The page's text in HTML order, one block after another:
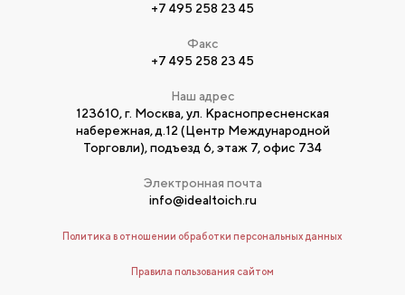
+7 495 258 23 45
Факс
+7 495 258 23 45
Наш адрес
123610, г. Москва, ул. Краснопресненская
набережная, д.12 (Центр Международной
Торговли), подъезд 6, этаж 7, офис 734
Электронная почта
info@idealtoich.ru
Политика в отношении обработки персональных данных
Правила пользования сайтом